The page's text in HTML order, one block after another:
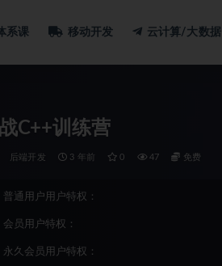
系课 移动开发 云计算/大数据
C++训练营
后端开发 3 年前 0 47 免费
普通用户用户特权：
会员用户特权：
永久会员用户特权：